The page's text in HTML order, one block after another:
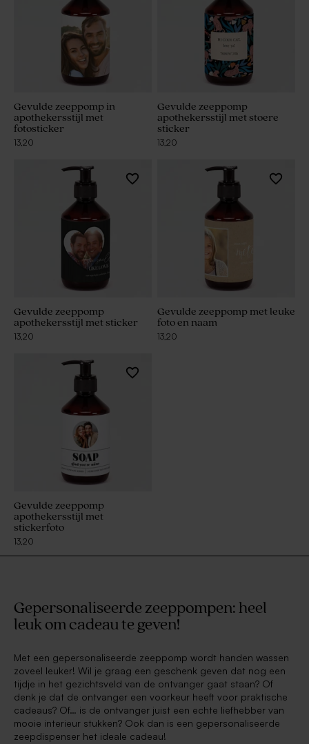
Gevulde zeeppomp in
apothekersstijl met
fotosticker
13,20
Gevulde zeeppomp
apothekersstijl met stoere
sticker
13,20
Gevulde zeeppomp
apothekersstijl met sticker
13,20
Gevulde zeeppomp met leuke
foto en naam
13,20
Gevulde zeeppomp
apothekersstijl met
stickerfoto
13,20
Gepersonaliseerde zeeppompen: heel
leuk om cadeau te geven!
Met een gepersonaliseerde zeeppomp wordt handen wassen
zoveel leuker! Wil je graag een geschenk geven dat nog een
tijdje in het gezichtsveld van de ontvanger gaat staan? Of
denk je dat de ontvanger een voorkeur heeft voor praktische
cadeaus? Of… is de ontvanger juist een echte liefhebber van
mooie interieur stukken? Ook dan is een gepersonaliseerde
zeepdispenser het ideale cadeau!